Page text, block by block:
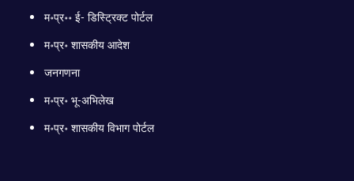
म॰प्र॰॰ ई- डिस्ट्रिक्ट पोर्टल
म॰प्र॰ शासकीय आदेश
जनगणना
म॰प्र॰ भू-अभिलेख
म॰प्र॰ शासकीय विभाग पोर्टल